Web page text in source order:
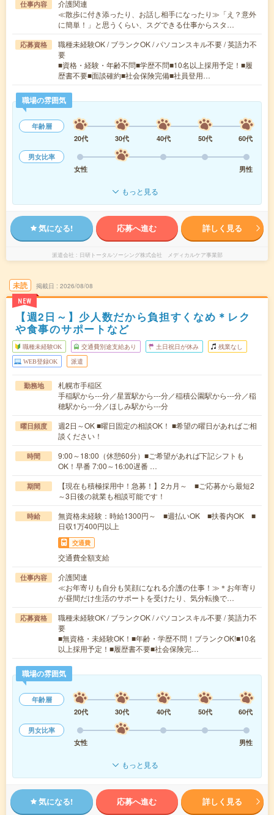
仕事内容
介護関連
≪散歩に付き添ったり、お話し相手になったり≫「え？意外
に簡単！」と思うくらい、スグできる仕事からスタ…
応募資格
職種未経験OK / ブランクOK / パソコンスキル不要 / 英語力不
要
■資格・経験・年齢不問■学歴不問■10名以上採用予定！■履
歴書不要■面談確約■社会保険完備■社員登用…
職場の雰囲気
年齢層
20代
30代 40代 50代
60代
男女比率
女性
男性
もっと見る
気になる! 応募へ進む 詳しく見る
派遣会社 日研トータルソーシング株式会社 メディカルケア事業部
未読
NEW
掲載日 2026/08/08
【週2日～】少人数だから負担すくなめ＊レク
や食事のサポートなど
職種未経験OK 交通費別途支給あり 土日祝日が休み 残業なし
WEB登録OK 派遣
勤務地
札幌市手稲区
手稲駅から---分／星置駅から---分／稲積公園駅から---分／稲
穂駅から---分／ほしみ駅から---分
曜日頻度
週2日～OK ■曜日固定の相談OK！ ■希望の曜日があればご相
談ください！
時間
9:00～18:00（休憩60分）■ご希望があれば下記シフトも
OK！早番 7:00～16:00遅番 …
期間
【現在も積極採用中！急募！】2カ月～ ■ご応募から最短2
～3日後の就業も相談可能です！
時給
無資格未経験：時給1300円～ ■週払いOK ■扶養内OK ■
日収1万400円以上
交通費
交通費全額支給
仕事内容
介護関連
≪お年寄りも自分も笑顔になれる介護の仕事！≫＊お年寄り
が昼間だけ生活のサポートを受けたり、気分転換で…
応募資格
職種未経験OK / ブランクOK / パソコンスキル不要 / 英語力不
要
■無資格・未経験OK！■年齢・学歴不問！ブランクOK!■10名
以上採用予定！■履歴書不要■社会保険完…
職場の雰囲気
年齢層
20代
30代 40代 50代
60代
男女比率
女性
男性
もっと見る
気になる! 応募へ進む 詳しく見る